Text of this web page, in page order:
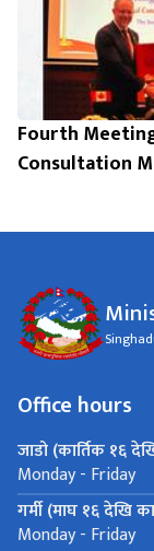
Fourth
Consultation
Office hours
जाडो (कार्तिक १६
Monday - Friday
गर्मी (माघ १६ देखि
Monday - Friday